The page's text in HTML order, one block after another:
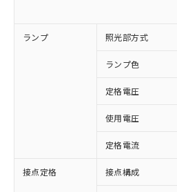
ランプ 照光部方式
ランプ色
定格電圧
使用電圧
定格電流
接点定格 接点構成
※1 対応状況